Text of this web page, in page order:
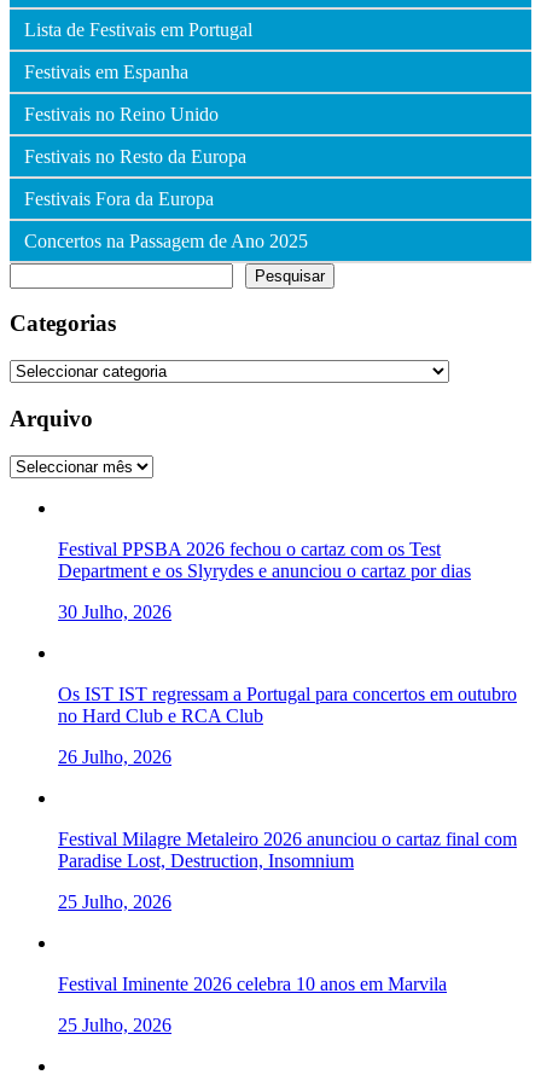
Lista de Festivais em Portugal
Festivais em Espanha
Festivais no Reino Unido
Festivais no Resto da Europa
Festivais Fora da Europa
Concertos na Passagem de Ano 2025
Pesquisar
Categorias
Categorias
Arquivo
Arquivo
Festival PPSBA 2026 fechou o cartaz com os Test
Department e os Slyrydes e anunciou o cartaz por dias
30 Julho, 2026
Os IST IST regressam a Portugal para concertos em outubro
no Hard Club e RCA Club
26 Julho, 2026
Festival Milagre Metaleiro 2026 anunciou o cartaz final com
Paradise Lost, Destruction, Insomnium
25 Julho, 2026
Festival Iminente 2026 celebra 10 anos em Marvila
25 Julho, 2026